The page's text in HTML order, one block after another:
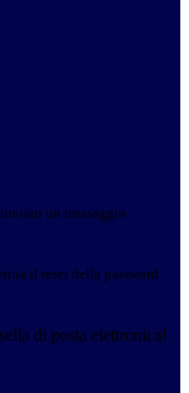
un messaggio
il reset della password
di posta elettronica!